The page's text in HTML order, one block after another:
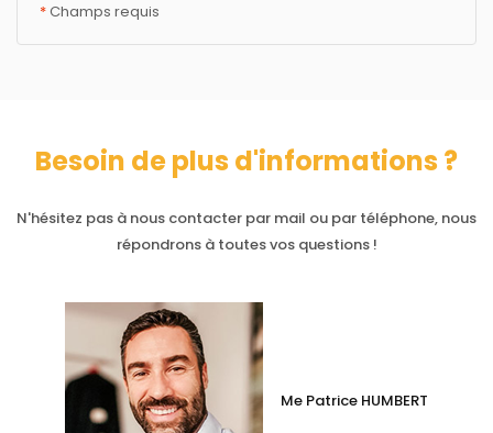
*Champs requis
Besoin de plus d'informations ?
N'hésitez pas à nous contacter par mail ou par téléphone, nous
répondrons à toutes vos questions !
Me Patrice HUMBERT